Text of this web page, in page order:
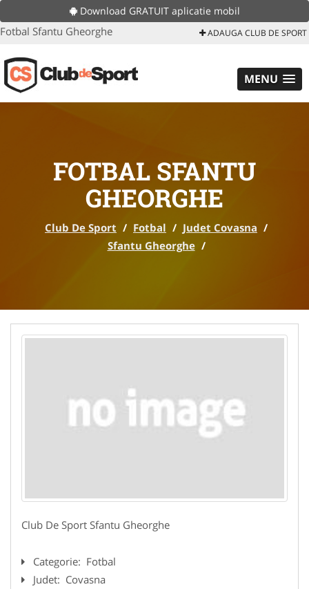
Download GRATUIT aplicatie mobil
Fotbal Sfantu Gheorghe ADAUGA CLUB DE SPORT
MENU
FOTBAL SFANTU
GHEORGHE
Club De Sport / Fotbal / Judet Covasna /
Sfantu Gheorghe /
Club De Sport Sfantu Gheorghe
Categorie: Fotbal
Judet: Covasna